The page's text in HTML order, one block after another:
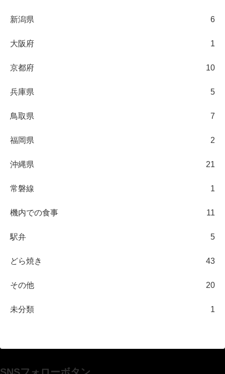
新潟県 6
大阪府 1
京都府 10
兵庫県 5
鳥取県 7
福岡県 2
沖縄県 21
常磐線 1
機内での食事 11
駅弁 5
どら焼き 43
その他 20
未分類 1